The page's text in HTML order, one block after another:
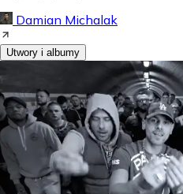
Damian Michalak
Utwory i albumy